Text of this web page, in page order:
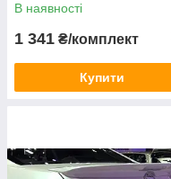
В наявності
1 341 ₴/комплект
Купити